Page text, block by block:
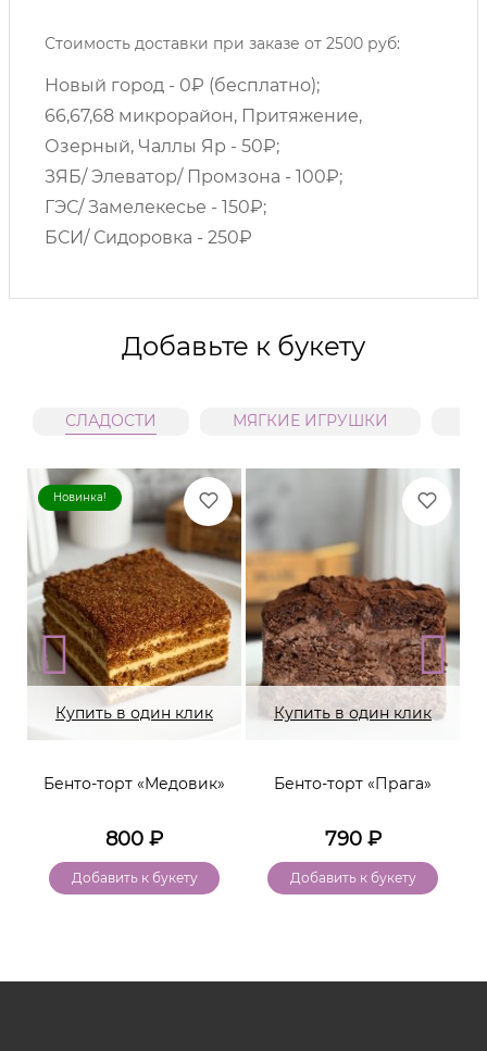
Стоимость доставки при заказе от 2500 руб:
Новый город - 0₽ (бесплатно);
66,67,68 микрорайон, Притяжение,
Озерный, Чаллы Яр - 50₽;
ЗЯБ/ Элеватор/ Промзона - 100₽;
ГЭС/ Замелекесье - 150₽;
БСИ/ Сидоровка - 250₽
Добавьте к букету
СЛАДОСТИ МЯГКИЕ ИГРУШКИ
Новинка!
Купить в один клик
Бенто-торт «Медовик»
800 ₽
Добавить к букету
Купить в один клик
Бенто-торт «Прага»
790₽
Добавить к букету